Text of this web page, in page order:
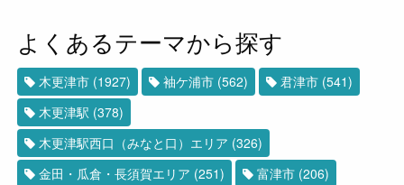
よくあるテーマから探す
木更津市 (1927) 袖ケ浦市 (562) 君津市 (541)
木更津駅 (378)
木更津駅西口（みなと口）エリア (326)
金田・瓜倉・長須賀エリア (251) 富津市 (206)